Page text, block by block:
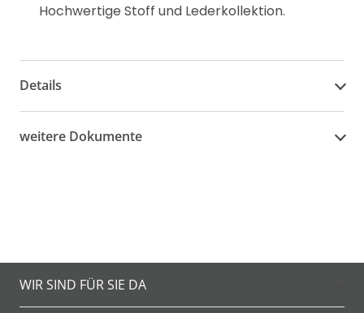
Hochwertige Stoff und Lederkollektion.
Details
weitere Dokumente
WIR SIND FÜR SIE DA